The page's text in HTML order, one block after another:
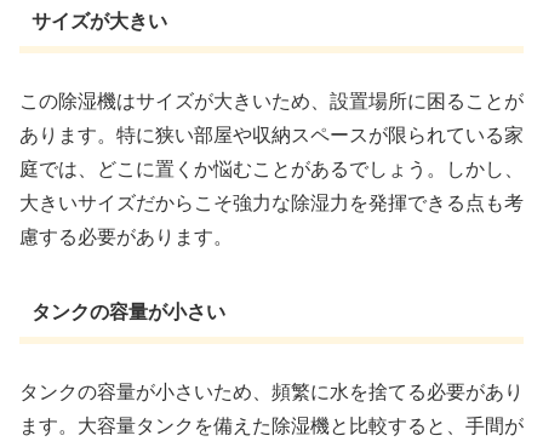
サイズが大きい
この除湿機はサイズが大きいため、設置場所に困ることが
あります。特に狭い部屋や収納スペースが限られている家
庭では、どこに置くか悩むことがあるでしょう。しかし、
大きいサイズだからこそ強力な除湿力を発揮できる点も考
慮する必要があります。
タンクの容量が小さい
タンクの容量が小さいため、頻繁に水を捨てる必要があり
ます。大容量タンクを備えた除湿機と比較すると、手間が